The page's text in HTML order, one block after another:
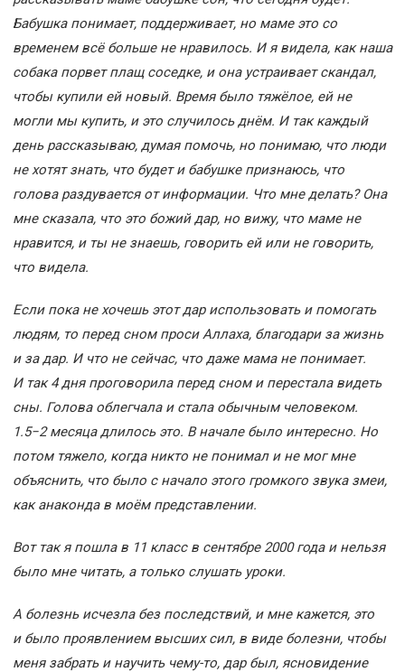
Бабушка понимает, поддерживает, но маме это со
временем всё больше не нравилось. И я видела, как наша
собака порвет плащ соседке, и она устраивает скандал,
чтобы купили ей новый. Время было тяжёлое, ей не
могли мы купить, и это случилось днём. И так каждый
день рассказываю, думая помочь, но понимаю, что люди
не хотят знать, что будет и бабушке признаюсь, что
голова раздувается от информации. Что мне делать? Она
мне сказала, что это божий дар, но вижу, что маме не
нравится, и ты не знаешь, говорить ей или не говорить,
что видела.
Если пока не хочешь этот дар использовать и помогать
людям, то перед сном проси Аллаха, благодари за жизнь
и за дар. И что не сейчас, что даже мама не понимает.
И так 4 дня проговорила перед сном и перестала видеть
сны. Голова облегчала и стала обычным человеком.
1.5−2 месяца длилось это. В начале было интересно. Но
потом тяжело, когда никто не понимал и не мог мне
объяснить, что было с начало этого громкого звука змеи,
как анаконда в моём представлении.
Вот так я пошла в 11 класс в сентябре 2000 года и нельзя
было мне читать, а только слушать уроки.
А болезнь исчезла без последствий, и мне кажется, это
и было проявлением высших сил, в виде болезни, чтобы
меня забрать и научить чему-то, дар был, ясновидение